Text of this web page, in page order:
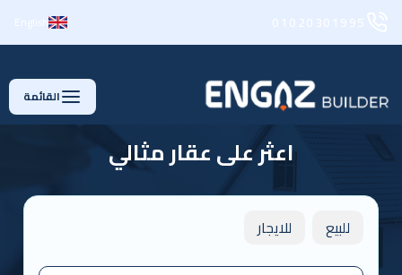
01020301995
English
القائمة
اعثر على عقار مثالي
للبيع للايجار